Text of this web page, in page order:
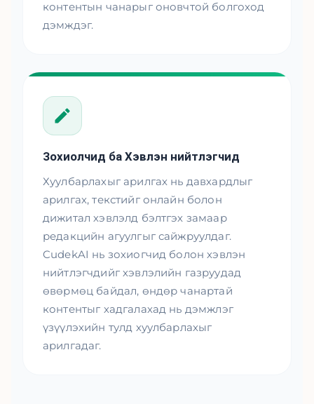
контентын чанарыг оновчтой болгоход
дэмждэг.
Зохиолчид ба Хэвлэн нийтлэгчид
Хуулбарлахыг арилгах нь давхардлыг
арилгах, текстийг онлайн болон
дижитал хэвлэлд бэлтгэх замаар
редакцийн агуулгыг сайжруулдаг.
CudekAI нь зохиогчид болон хэвлэн
нийтлэгчдийг хэвлэлийн газруудад
өвөрмөц байдал, өндөр чанартай
контентыг хадгалахад нь дэмжлэг
үзүүлэхийн тулд хуулбарлахыг
арилгадаг.